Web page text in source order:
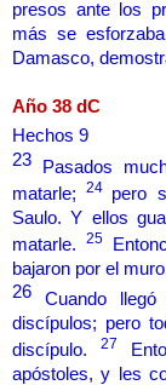
presos ante los
más se
Damasco,
Año 38 dC
Hechos 9
23
Pasados
matarle; 24 pero
Saulo. Y ellos
matarle. 25
bajaron por el
26 Cuando
discípulos; pero
discípulo. 27
apóstoles, y les